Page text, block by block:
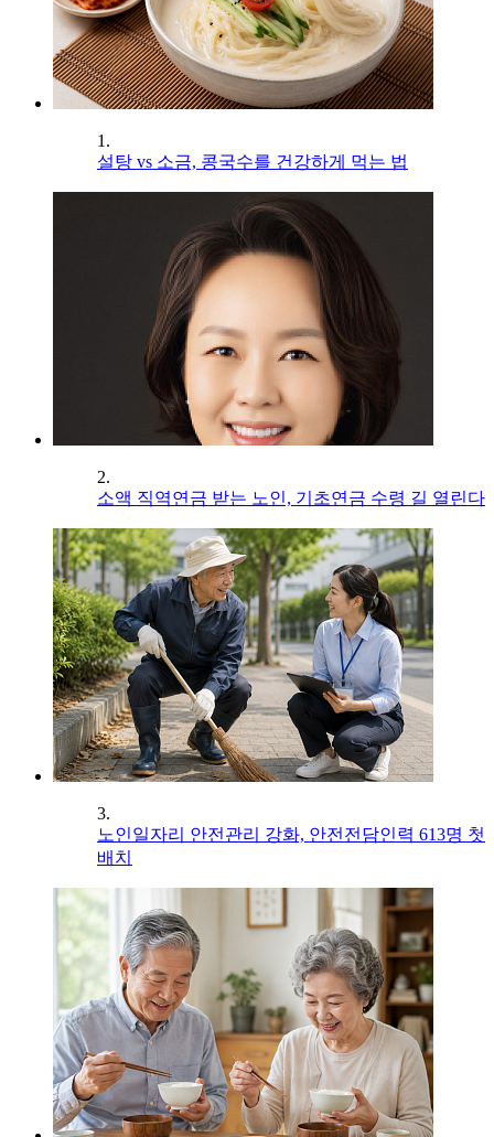
1.
설탕 vs 소금, 콩국수를 건강하게 먹는 법
2.
소액 직역연금 받는 노인, 기초연금 수령 길 열린다
3.
노인일자리 안전관리 강화, 안전전담인력 613명 첫
배치